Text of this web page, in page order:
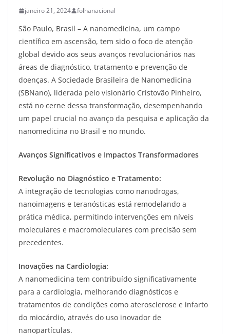
janeiro 21, 2024 folhanacional
São Paulo, Brasil – A nanomedicina, um campo
científico em ascensão, tem sido o foco de atenção
global devido aos seus avanços revolucionários nas
áreas de diagnóstico, tratamento e prevenção de
doenças. A Sociedade Brasileira de Nanomedicina
(SBNano), liderada pelo visionário Cristovão Pinheiro,
está no cerne dessa transformação, desempenhando
um papel crucial no avanço da pesquisa e aplicação da
nanomedicina no Brasil e no mundo.
Avanços Significativos e Impactos Transformadores
Revolução no Diagnóstico e Tratamento:
A integração de tecnologias como nanodrogas,
nanoimagens e teranósticas está remodelando a
prática médica, permitindo intervenções em níveis
moleculares e macromoleculares com precisão sem
precedentes.
Inovações na Cardiologia:
A nanomedicina tem contribuído significativamente
para a cardiologia, melhorando diagnósticos e
tratamentos de condições como aterosclerose e infarto
do miocárdio, através do uso inovador de
nanopartículas.